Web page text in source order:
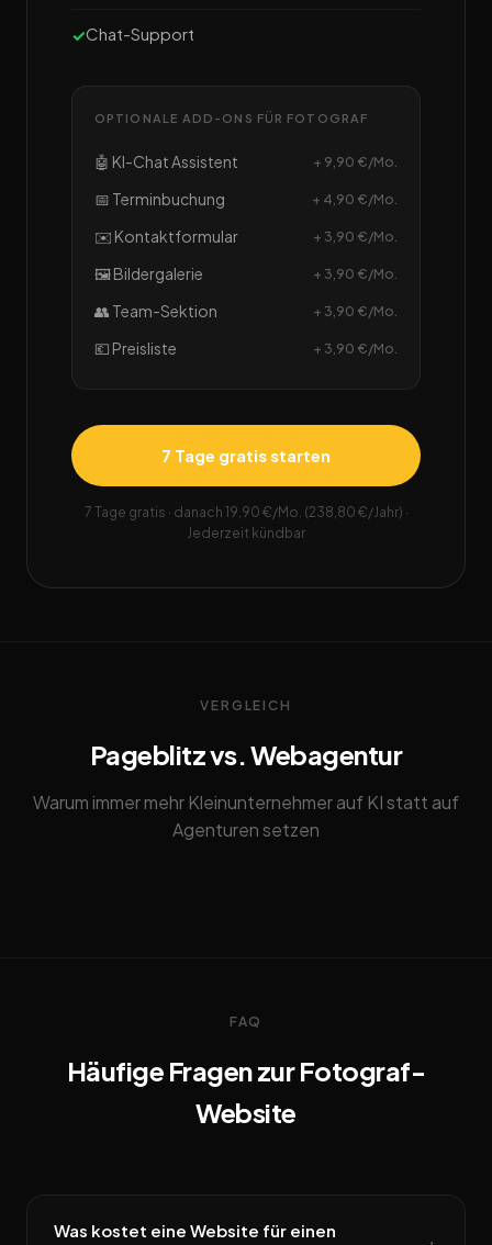
Chat-Support
OPTIONALE ADD-ONS FÜR FOTOGRAF
🤖 KI-Chat Assistent + 9,90 €/Mo.
📅 Terminbuchung + 4,90 €/Mo.
✉️ Kontaktformular + 3,90 €/Mo.
🖼️ Bildergalerie + 3,90 €/Mo.
👥 Team-Sektion + 3,90 €/Mo.
💶 Preisliste + 3,90 €/Mo.
7 Tage gratis starten
7 Tage gratis · danach 19,90 €/Mo. (238,80 €/Jahr) ·
Jederzeit kündbar
VERGLEICH
Pageblitz vs. Webagentur
Warum immer mehr Kleinunternehmer auf KI statt auf
Agenturen setzen
FAQ
Häufige Fragen zur Fotograf-
Website
Was kostet eine Website für einen